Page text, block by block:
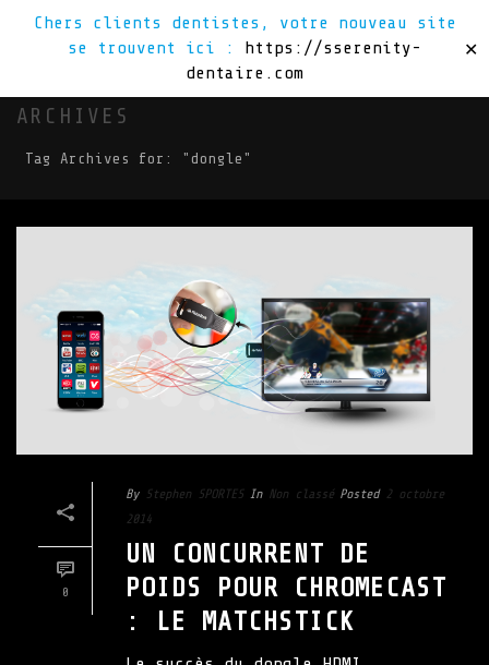
Chers clients dentistes, votre nouveau site
se trouvent ici : https://sserenity-
dentaire.com
✕
ARCHIVES
Tag Archives for: "dongle"
0
By Stephen SPORTES In Non classé Posted 2 octobre
2014
UN CONCURRENT DE
POIDS POUR CHROMECAST
: LE MATCHSTICK